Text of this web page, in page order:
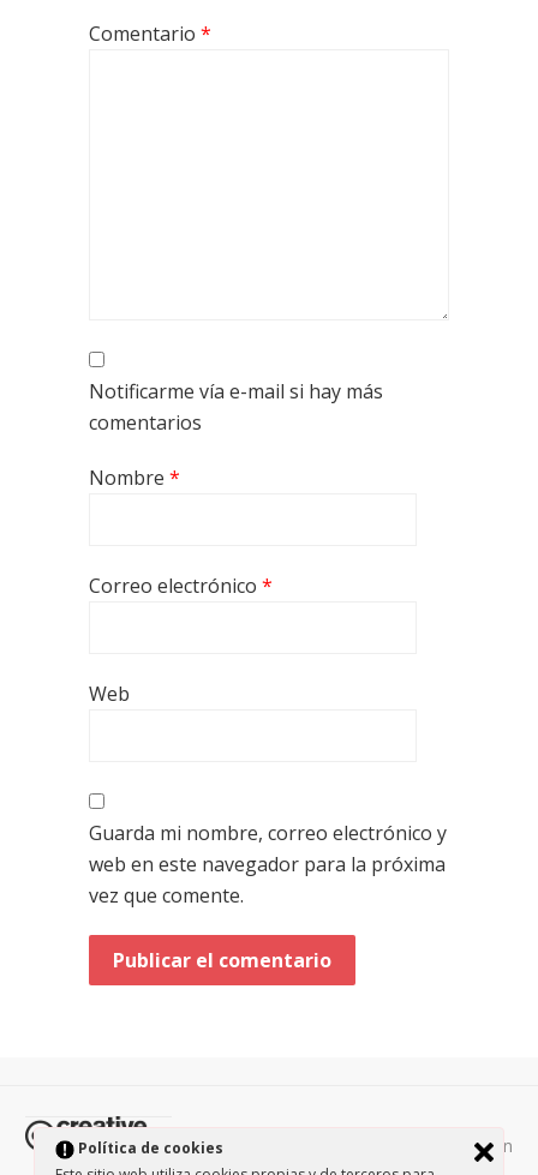
Política de cookies
Comentario *
Notificarme vía e-mail si hay más
comentarios
Nombre *
Correo electrónico *
Web
Guarda mi nombre, correo electrónico y
web en este navegador para la próxima
vez que comente.
Todos los contenidos de esta página están